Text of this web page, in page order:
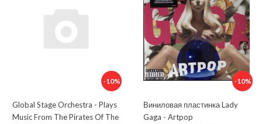
-10%
Global Stage Orchestra - Plays
Music From The Pirates Of The
-10%
Виниловая пластинка Lady
Gaga - Artpop